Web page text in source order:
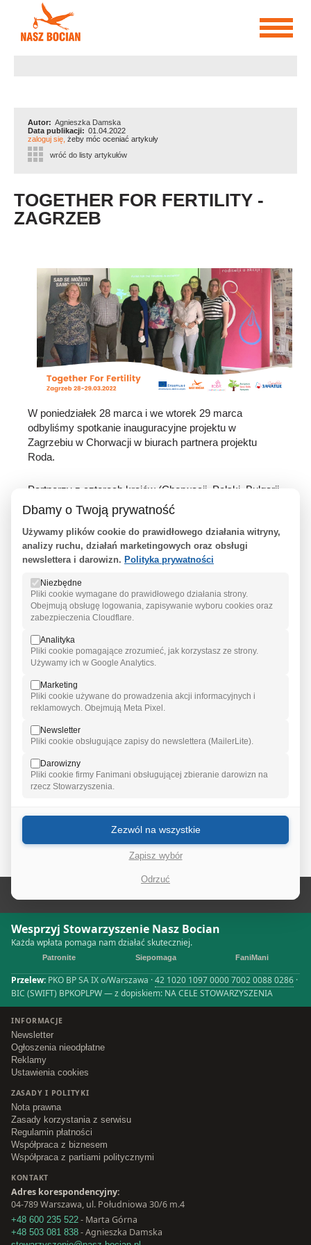
Autor: Agnieszka Damska
Data publikacji: 01.04.2022
zaloguj się, żeby móc oceniać artykuły
wróć do listy artykułów
TOGETHER FOR FERTILITY -
ZAGRZEB
W poniedziałek 28 marca i we wtorek 29 marca
odbyliśmy spotkanie inauguracyjne projektu w
Zagrzebiu w Chorwacji w biurach partnera projektu
Roda.
Partnerzy z czterech krajów (Chorwacji, Polski, Bułgarii
i Węgier) poznali się, przedstawili swoje organizacje i
swoje doświadczenia, poznali Rodę i Zagrzeb.
Dwudniowe spotkanie poświęcone było nakreśleniu
działań projektowych na najbliższe 31 miesięcy,
zaplanowaniu pierwszego roku działań, ustaleniu dat
wydarzeń projektowych i wykonaniu niezbędnych prac
administracyjnych. Jesteśmy podekscytowani
rozpoczęciem tego nowego projektu i nie możemy się
doczekać pierwszego szkolenia zaplanowanego na maj
w Budapeszcie.
Wesprzyj Stowarzyszenie Nasz Bocian
Każda wpłata pomaga nam działać skuteczniej.
Patronite Siepomaga FaniMani
Przelew: PKO BP SA IX o/Warszawa ·42 1020 1097 0000 7002 0088 0286 ·
BIC (SWIFT) BPKOPLPW — z dopiskiem: NA CELE STOWARZYSZENIA
INFORMACJE
Newsletter
Ogłoszenia nieodpłatne
Reklamy
Ustawienia cookies
ZASADY I POLITYKI
Nota prawna
Zasady korzystania z serwisu
Regulamin płatności
Współpraca z biznesem
Współpraca z partiami politycznymi
KONTAKT
Adres korespondencyjny:
04-789 Warszawa, ul. Południowa 30/6 m.4
+48 600 235 522 - Marta Górna
+48 503 081 838 - Agnieszka Damska
Dbamy o Twoją prywatność
Używamy plików cookie do prawidłowego działania witryny,
analizy ruchu, działań marketingowych oraz obsługi
newslettera i darowizn. Polityka prywatności
Niezbędne
Pliki cookie wymagane do prawidłowego działania strony.
Obejmują obsługę logowania, zapisywanie wyboru cookies oraz
zabezpieczenia Cloudflare.
Analityka
Pliki cookie pomagające zrozumieć, jak korzystasz ze strony.
Używamy ich w Google Analytics.
Marketing
Pliki cookie używane do prowadzenia akcji informacyjnych i
reklamowych. Obejmują Meta Pixel.
Newsletter
Pliki cookie obsługujące zapisy do newslettera (MailerLite).
Darowizny
Pliki cookie firmy Fanimani obsługującej zbieranie darowizn na
rzecz Stowarzyszenia.
Odrzuć
Zapisz wybór
Zezwól na wszystkie